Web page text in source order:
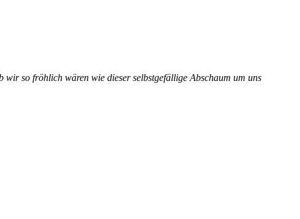
wir so fröhlich wären wie dieser selbstgefällige Abschaum um uns